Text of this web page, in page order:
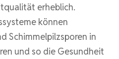
erheblich.
können
Schimmelpilzsporen in
und so die Gesundheit